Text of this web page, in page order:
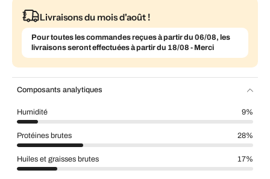
Livraisons du mois d'août !
Pour toutes les commandes reçues à partir du 06/08, les
livraisons seront effectuées à partir du 18/08 - Merci
Composants analytiques
Humidité 9%
Protéines brutes 28%
Huiles et graisses brutes 17%